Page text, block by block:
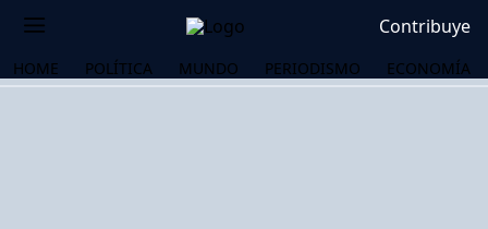
Contribuye
HOME POLÍTICA MUNDO PERIODISMO ECONOMÍA